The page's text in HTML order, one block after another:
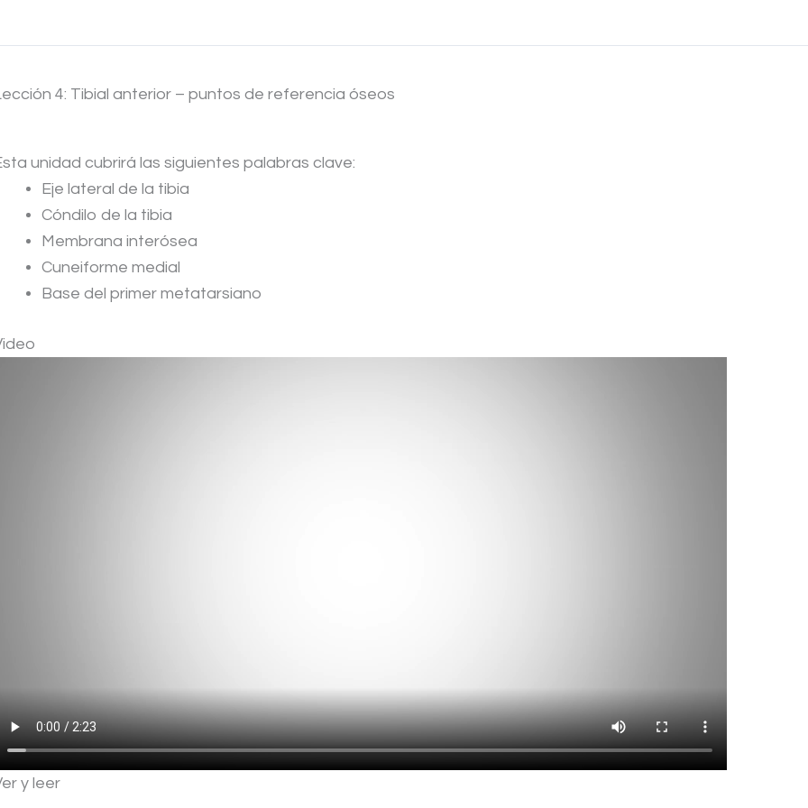
4: Tibial anterior – puntos de referencia óseos
unidad cubrirá las siguientes palabras clave:
Eje lateral de la tibia
Cóndilo de la tibia
Membrana interósea
Cuneiforme medial
Base del primer metatarsiano
y leer